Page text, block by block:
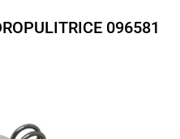
096581